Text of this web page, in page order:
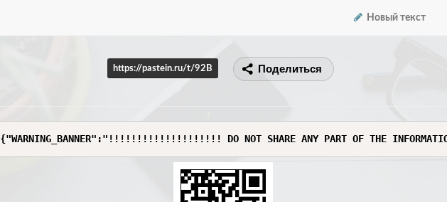
Новый текст
https://pastein.ru/t/92B Поделиться
{"WARNING_BANNER":"!!!!!!!!!!!!!!!!!!!! DO NOT SHARE ANY PART OF THE INFORMATION